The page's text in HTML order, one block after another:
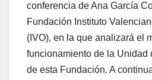
conferencia de Ana García
Fundación Instituto
(IVO), en la que analizará el
funcionamiento de la Unidad
de esta Fundación. A